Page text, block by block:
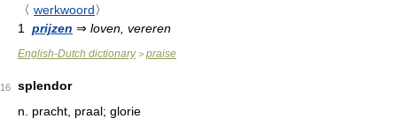
〈 werkwoord〉
1
prijzen ⇒ loven, vereren
English-Dutch dictionary> praise
16
splendor
n.
pracht, praal; glorie